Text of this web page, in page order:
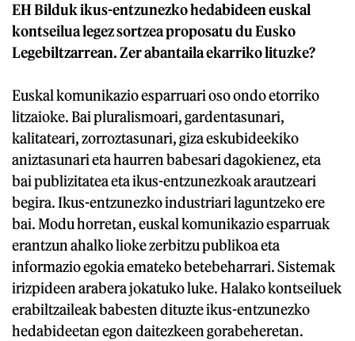
EH Bilduk ikus-entzunezko hedabideen euskal
kontseilua legez sortzea proposatu du Eusko
Legebiltzarrean. Zer abantaila ekarriko lituzke?
Euskal komunikazio esparruari oso ondo etorriko
litzaioke. Bai pluralismoari, gardentasunari,
kalitateari, zorroztasunari, giza eskubideekiko
aniztasunari eta haurren babesari dagokienez, eta
bai publizitatea eta ikus-entzunezkoak arautzeari
begira. Ikus-entzunezko industriari laguntzeko ere
bai. Modu horretan, euskal komunikazio esparruak
erantzun ahalko lioke zerbitzu publikoa eta
informazio egokia emateko betebeharrari. Sistemak
irizpideen arabera jokatuko luke. Halako kontseiluek
erabiltzaileak babesten dituzte ikus-entzunezko
hedabideetan egon daitezkeen gorabeheretan.